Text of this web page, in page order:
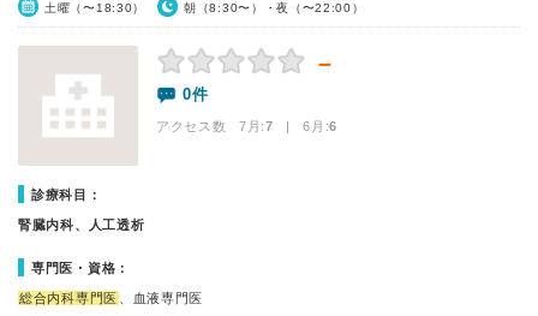
土曜（〜18:30） 朝（8:30〜）・夜（〜22:00）
－
0件
アクセス数 7月:7 | 6月:6
診療科目：
腎臓内科、人工透析
専門医・資格：
総合内科専門医 、血液専門医